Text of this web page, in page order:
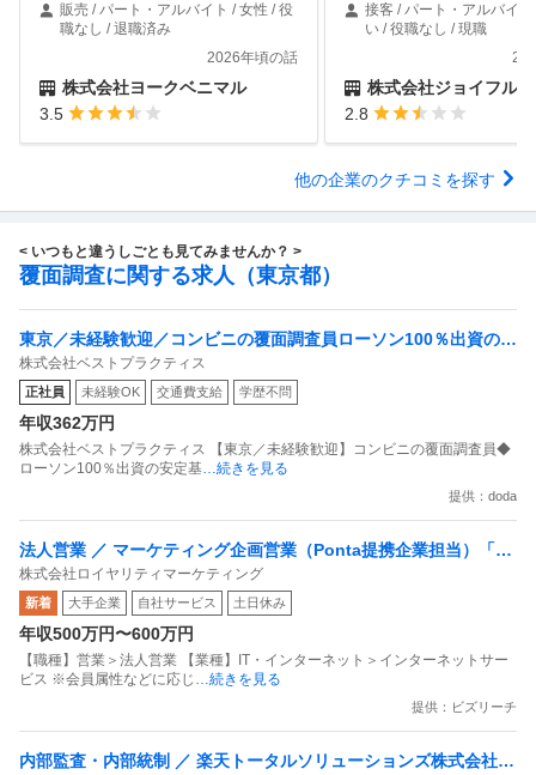
販売 / パート・アルバイト / 女性 / 役
職なし / 退職済み
2026年頃の話
株式会社ヨークベニマル
3.5
接客 / パート・アルバイ
い / 役職なし / 現職
株式会社ジョイフル
2.8
他の企業のクチコミを探す
< いつもと違うしごとも見てみませんか？ >
覆面調査に関する求人（東京都）
東京／未経験歓迎／コンビニの覆面調査員ローソン100％出資の安
定基盤／月５日在宅／残業月10時間
株式会社ベストプラクティス
正社員 未経験OK 交通費支給 学歴不問
年収362万円
株式会社ベストプラクティス 【東京／未経験歓迎】コンビニの覆面調査員◆
ローソン100％出資の安定基…続きを見る
提供：doda
法人営業 ／ マーケティング企画営業（Ponta提携企業担当）「国
内最大級の共通ポイントサービスを展開／無駄のない消費社会を
目指すデータマーケティングカンパニー」
株式会社ロイヤリティマーケティング
新着 大手企業 自社サービス 土日休み
年収500万円〜600万円
【職種】営業＞法人営業 【業種】IT・インターネット＞インターネットサー
ビス ※会員属性などに応じ …続きを見る
提供：ビズリーチ
内部監査・内部統制 ／ 楽天トータルソリューションズ株式会社